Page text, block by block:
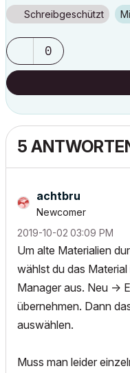
Schreibgeschützt
0
5
achtbru
Newcomer
‎2019-10-02 03:09 PM
Um alte Materialien
wählst du das
Manager aus. Neu ->
übernehmen. Dann
auswählen.
Muss man leider